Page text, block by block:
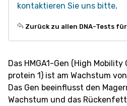
kontaktieren Sie uns bitte.
Zurück zu allen DNA-Tests
Das HMGA1-Gen (High Mobility
protein 1) ist am Wachstum
Das Gen beeinflusst den
Wachstum und das